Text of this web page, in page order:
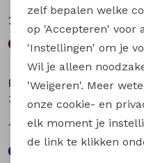
22,99
Persival
19,99
zelf bepalen welke
op 'Accepteren' voor
'Instellingen' om je
Wil je alleen
'Weigeren'. Meer
onze cookie- en
elk moment je
de link te klikken